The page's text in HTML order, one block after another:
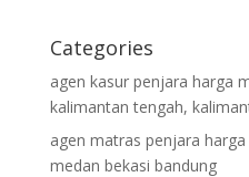
Categories
agen kasur penjara harga
kalimantan tengah,
agen matras penjara
medan bekasi bandung